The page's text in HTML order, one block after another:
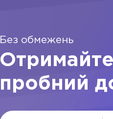
Без обмежень
Отримайте
пробний